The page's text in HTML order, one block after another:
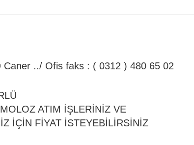
../ Ofis faks : ( 0312 ) 480 65 02
ATIM İŞLERİNİZ VE
İÇİN FİYAT İSTEYEBİLİRSİNİZ